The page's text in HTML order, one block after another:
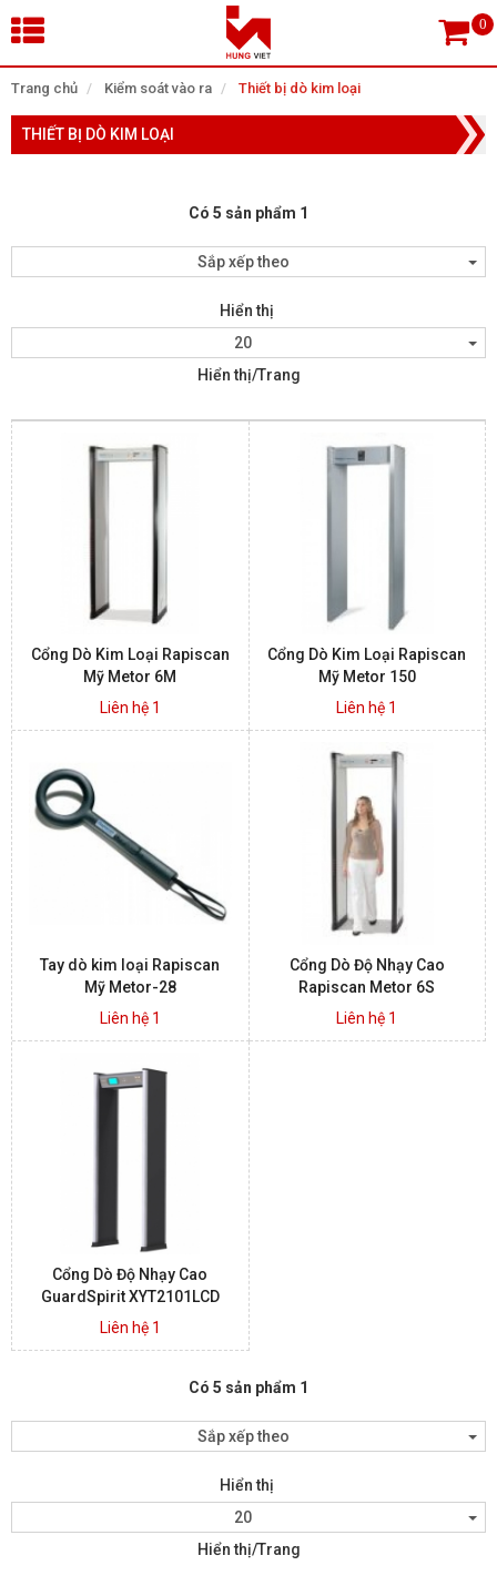
Trang chủ Kiểm soát vào ra Thiết bị dò kim loại
THIẾT BỊ DÒ KIM LOẠI
Có 5 sản phẩm 1
Sắp xếp theo
Hiển thị
20
Hiển thị/Trang
Cổng Dò Kim Loại Rapiscan
Mỹ Metor 6M
Liên hệ 1
Cổng Dò Kim Loại Rapiscan
Mỹ Metor 150
Liên hệ 1
Tay dò kim loại Rapiscan
Mỹ Metor-28
Liên hệ 1
Cổng Dò Độ Nhạy Cao
Rapiscan Metor 6S
Liên hệ 1
Cổng Dò Độ Nhạy Cao
GuardSpirit XYT2101LCD
Liên hệ 1
Có 5 sản phẩm 1
Sắp xếp theo
Hiển thị
20
Hiển thị/Trang
×
Tìm theo danh mục
Tìm kiếm
TRANG CHỦ
THIẾT BỊ SIÊU THỊ, THƯ VIỆN
CAMERA GIÁM SÁT
NHÀ THÔNG MINH
LIÊN HỆ